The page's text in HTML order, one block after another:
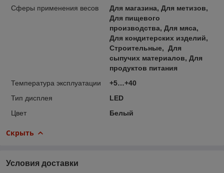
Сферы применения весов
Для магазина, Для метизов,
Для пищевого
производства, Для мяса,
Для кондитерских изделий,
Строительные, Для
сыпучих материалов, Для
продуктов питания
Температура эксплуатации
+5…+40
Тип дисплея
LED
Цвет
Белый
Скрыть
Условия доставки